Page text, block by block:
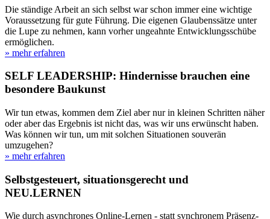
Die ständige Arbeit an sich selbst war schon immer eine wichtige
Voraussetzung für gute Führung. Die eigenen Glaubenssätze unter
die Lupe zu nehmen, kann vorher ungeahnte Entwicklungsschübe
ermöglichen.
» mehr erfahren
SELF LEADERSHIP: Hindernisse brauchen eine
besondere Baukunst
Wir tun etwas, kommen dem Ziel aber nur in kleinen Schritten näher
oder aber das Ergebnis ist nicht das, was wir uns erwünscht haben.
Was können wir tun, um mit solchen Situationen souverän
umzugehen?
» mehr erfahren
Selbstgesteuert, situationsgerecht und
NEU.LERNEN
Wie durch asynchrones Online-Lernen - statt synchronem Präsenz-